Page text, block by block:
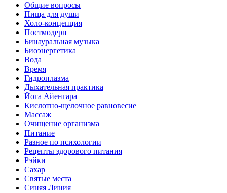
Общие вопросы
Пища для души
Холо-концепция
Постмодерн
Бинауральная музыка
Биоэнергетика
Вода
Время
Гидроплазма
Дыхательная практика
Йога Айенгара
Кислотно-щелочное равновесие
Массаж
Очищение организма
Питание
Разное по психологии
Рецепты здорового питания
Рэйки
Сахар
Святые места
Синяя Линия